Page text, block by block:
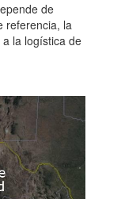
de
referencia, la
la logística de